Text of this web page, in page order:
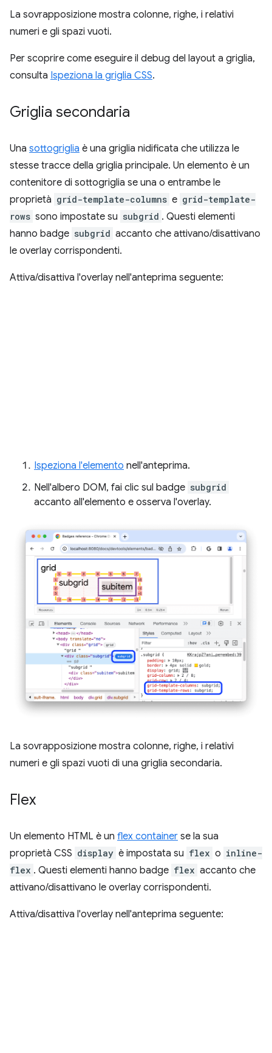
La sovrapposizione mostra colonne, righe, i relativi
numeri e gli spazi vuoti.
Per scoprire come eseguire il debug del layout a griglia,
consulta Ispeziona la griglia CSS.
Griglia secondaria
Una sottogriglia è una griglia nidificata che utilizza le
stesse tracce della griglia principale. Un elemento è un
contenitore di sottogriglia se una o entrambe le
proprietà grid-template-columns e grid-template-
rows sono impostate su subgrid . Questi elementi
hanno badge subgrid accanto che attivano/disattivano
le overlay corrispondenti.
Attiva/disattiva l'overlay nell'anteprima seguente:
Ispeziona l'elemento nell'anteprima.
Nell'albero DOM, fai clic sul badge subgrid
accanto all'elemento e osserva l'overlay.
La sovrapposizione mostra colonne, righe, i relativi
numeri e gli spazi vuoti di una griglia secondaria.
Flex
Un elemento HTML è un flex container se la sua
proprietà CSS display è impostata su flex o inline-
flex . Questi elementi hanno badge flex accanto che
attivano/disattivano le overlay corrispondenti.
Attiva/disattiva l'overlay nell'anteprima seguente: